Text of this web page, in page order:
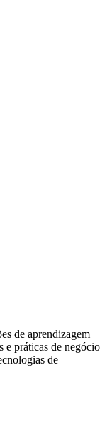
de aprendizagem
e práticas de negócio
de